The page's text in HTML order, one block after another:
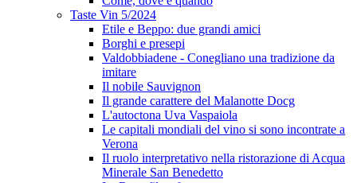
Taste Vin 5/2024
Etile e Beppo: due grandi amici
Borghi e presepi
Valdobbiadene - Conegliano una tradizione da
imitare
Il nobile Sauvignon
Il grande carattere del Malanotte Docg
L'autoctona Uva Vaspaiola
Le capitali mondiali del vino si sono incontrate a
Verona
Il ruolo interpretativo nella ristorazione di Acqua
Minerale San Benedetto